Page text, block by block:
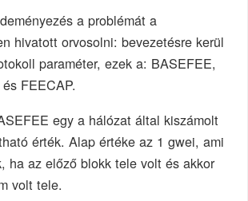
a problémát a
hivatott orvosolni: bevezetésre kerül
paraméter, ezek a: BASEFEE,
FEECAP.
egy a hálózat által kiszámolt
érték. Alap értéke az 1 gwei, ami
ha az előző blokk tele volt és akkor
volt tele.